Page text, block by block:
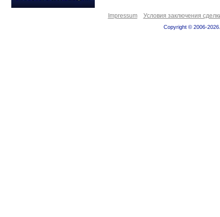
Impressum Условия заключения
Copyright © 2006-